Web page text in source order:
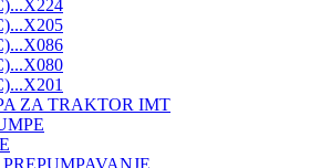
ZA TRAKTOR IMT